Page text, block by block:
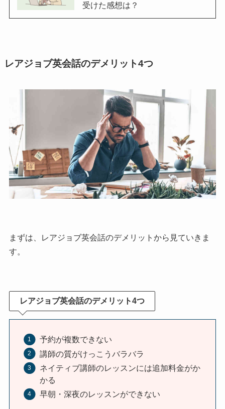
受けた感想は？
レアジョブ英会話のデメリット4つ
まずは、レアジョブ英会話のデメリットから見ていきま
す。
レアジョブ英会話のデメリット4つ
予約が複数できない
講師の質がけっこうバラバラ
ネイティブ講師のレッスンには追加料金がか
かる
早朝・深夜のレッスンができない